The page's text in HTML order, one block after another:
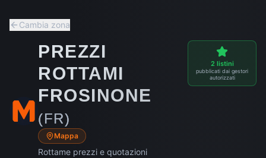
Cambia zona
PREZZI
ROTTAMI
FROSINONE
(FR)
Mappa
Rottame prezzi e quotazioni
2 listini
pubblicati dai gestori
autorizzati